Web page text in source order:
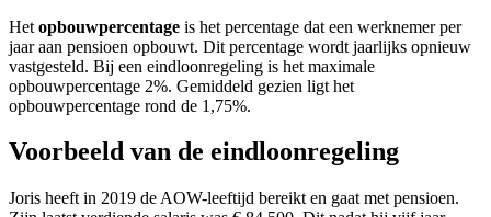
Het opbouwpercentage is het percentage dat een werknemer per
jaar aan pensioen opbouwt. Dit percentage wordt jaarlijks opnieuw
vastgesteld. Bij een eindloonregeling is het maximale
opbouwpercentage 2%. Gemiddeld gezien ligt het
opbouwpercentage rond de 1,75%.
Voorbeeld van de eindloonregeling
Joris heeft in 2019 de AOW-leeftijd bereikt en gaat met pensioen.